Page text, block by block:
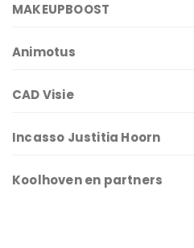
MAKEUPBOOST
Animotus
CAD Visie
Incasso Justitia Hoorn
Koolhoven en partners